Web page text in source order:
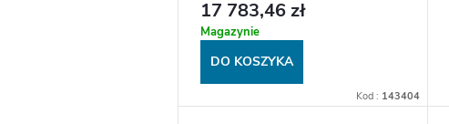
17 783,46 zł
Magazynie
DO KOSZYKA
Kod : 143404